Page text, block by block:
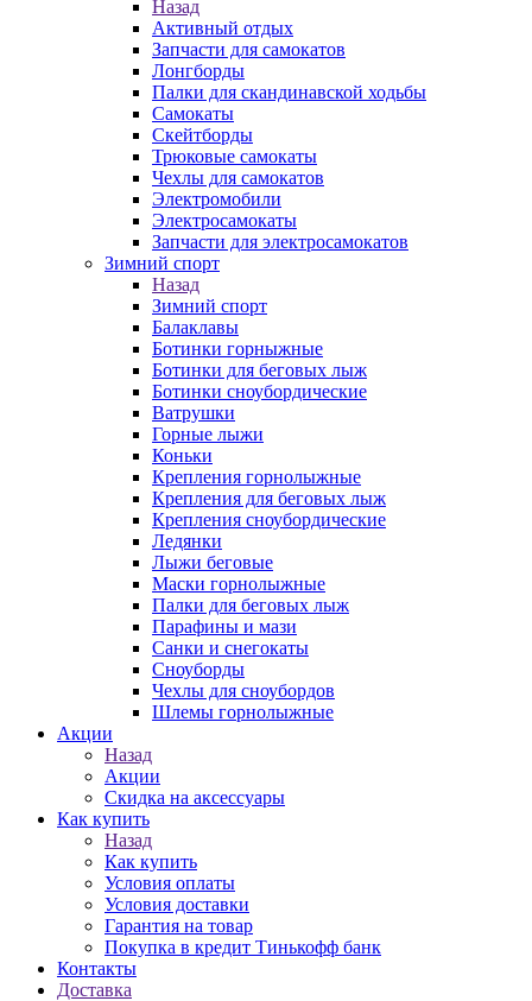
Назад
Активный отдых
Запчасти для самокатов
Лонгборды
Палки для скандинавской ходьбы
Самокаты
Скейтборды
Трюковые самокаты
Чехлы для самокатов
Электромобили
Электросамокаты
Запчасти для электросамокатов
Зимний спорт
Назад
Зимний спорт
Балаклавы
Ботинки горныжные
Ботинки для беговых лыж
Ботинки сноубордические
Ватрушки
Горные лыжи
Коньки
Крепления горнолыжные
Крепления для беговых лыж
Крепления сноубордические
Ледянки
Лыжи беговые
Маски горнолыжные
Палки для беговых лыж
Парафины и мази
Санки и снегокаты
Сноуборды
Чехлы для сноубордов
Шлемы горнолыжные
Акции
Назад
Акции
Скидка на аксессуары
Как купить
Назад
Как купить
Условия оплаты
Условия доставки
Гарантия на товар
Покупка в кредит Тинькофф банк
Контакты
Доставка